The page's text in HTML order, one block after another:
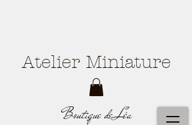
Boutique de Léa
Atelier Miniature